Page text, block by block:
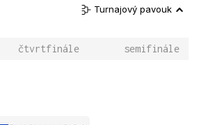
Turnajový pavouk
čtvrtfinále semifinále